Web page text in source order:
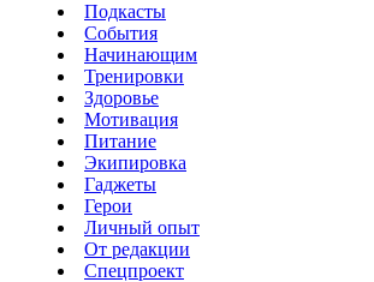
Подкасты
События
Начинающим
Тренировки
Здоровье
Мотивация
Питание
Экипировка
Гаджеты
Герои
Личный опыт
От редакции
Спецпроект